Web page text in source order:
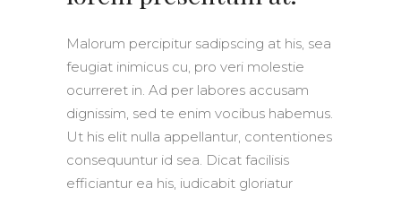
Malorum percipitur sadipscing at his, sea
feugiat inimicus cu, pro veri molestie
ocurreret in. Ad per labores accusam
dignissim, sed te enim vocibus habemus.
Ut his elit nulla appellantur, contentiones
consequuntur id sea. Dicat facilisis
efficiantur ea his, iudicabit gloriatur